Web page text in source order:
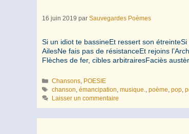
16 juin 2019 par Sauvegardes Poèmes
Si un idiot te bassineEt ressert son
AilesNe fais pas de résistanceEt rejoins
Flèches de fer, cibles arbitrairesFaciès
Catégories
Chansons, POESIE
Étiquettes
chanson,émancipation,musique.,poème,pop,
Laisser un commentaire